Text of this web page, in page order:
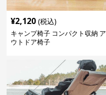
¥2,120 (税込)
キャンプ椅子 コンパクト収納 ア
ウトドア椅子